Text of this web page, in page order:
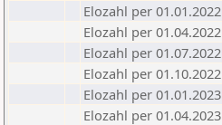
Elozahl per 01.01.2022
Elozahl per 01.04.2022
Elozahl per 01.07.2022
Elozahl per 01.10.2022
Elozahl per 01.01.2023
Elozahl per 01.04.2023